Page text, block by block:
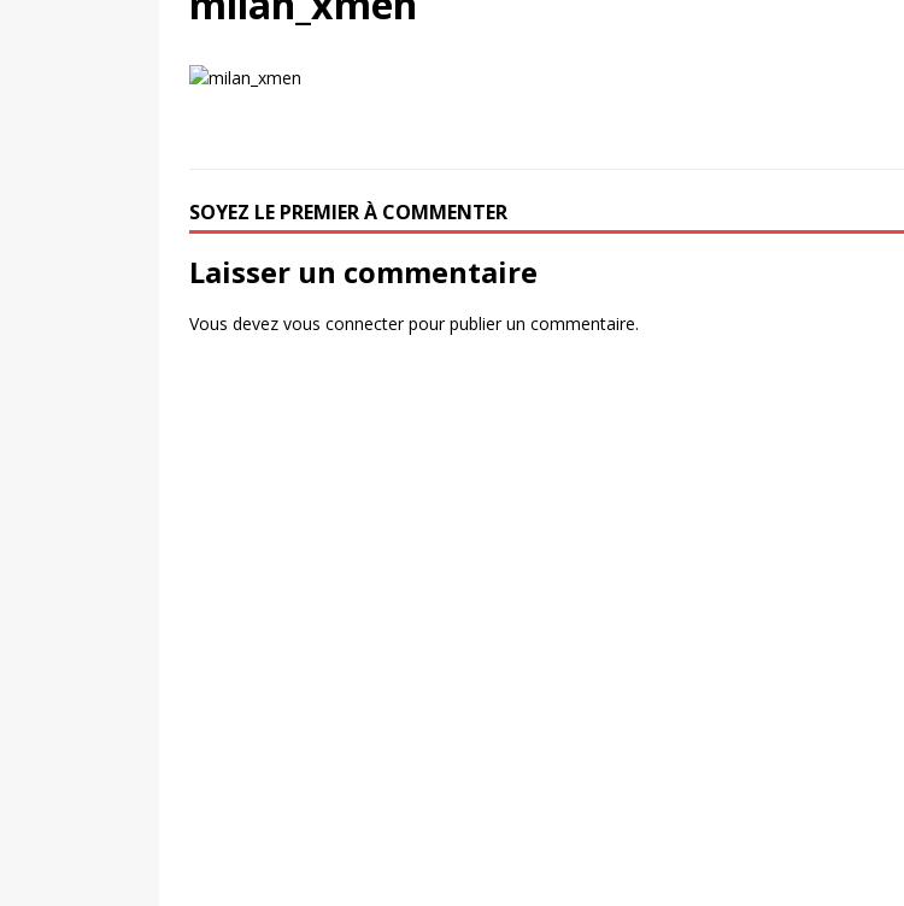
[ 31 juillet 2026 ]
SOYEZ LE PREMIER À COMMENTER
Laisser un commentaire
Vous devez vous connecterpour publier un commentaire.